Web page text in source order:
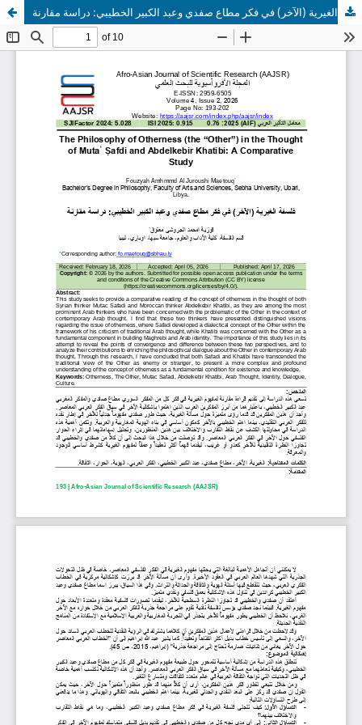
فلسفة الغيرية (الآخر) في فكر مطاع صفدي وعبد الكبير الخطيبي: دراسة مقارنة